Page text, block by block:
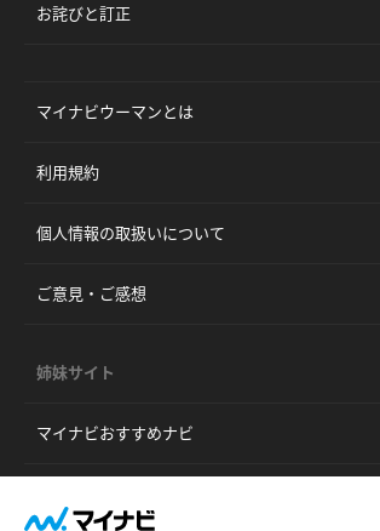
お詫びと訂正
マイナビウーマンとは
利用規約
個人情報の取扱いについて
ご意見・ご感想
姉妹サイト
マイナビおすすめナビ